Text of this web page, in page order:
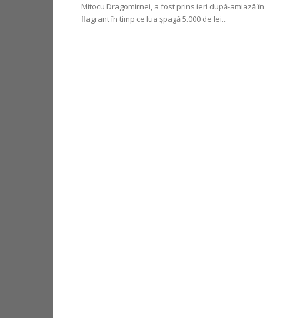
Mitocu Dragomirnei, a fost prins ieri după-amiază în
flagrant în timp ce lua şpagă 5.000 de lei...